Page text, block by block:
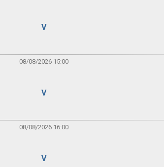
V
08/08/2026 15:00
V
08/08/2026 16:00
V